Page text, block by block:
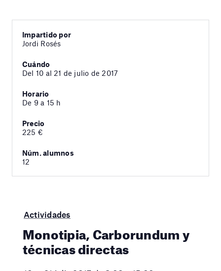
Impartido por
Jordi Rosés
Cuándo
Del 10 al 21 de julio de 2017
Horario
De 9 a 15 h
Precio
225 €
Núm. alumnos
12
Actividades
Monotipia, Carborundum y
técnicas directas